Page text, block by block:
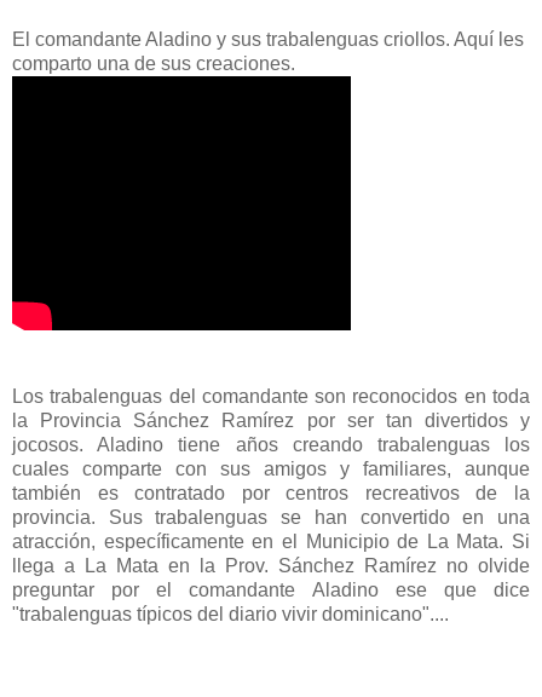
El comandante Aladino y sus trabalenguas criollos. Aquí les
comparto una de sus creaciones.
Los trabalenguas del comandante son reconocidos en toda
la Provincia Sánchez Ramírez por ser tan divertidos y
jocosos. Aladino tiene años creando trabalenguas los
cuales comparte con sus amigos y familiares, aunque
también es contratado por centros recreativos de la
provincia. Sus trabalenguas se han convertido en una
atracción, específicamente en el Municipio de La Mata. Si
llega a La Mata en la Prov. Sánchez Ramírez no olvide
preguntar por el comandante Aladino ese que dice
"trabalenguas típicos del diario vivir dominicano"....